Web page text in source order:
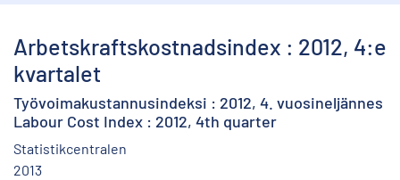
Arbetskraftskostnadsindex : 2012, 4:e
kvartalet
Työvoimakustannusindeksi : 2012, 4. vuosineljännes
Labour Cost Index : 2012, 4th quarter
Statistikcentralen
2013